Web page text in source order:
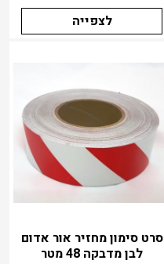
לצפייה
סרט סימון מחזיר אור אדום
לבן מדבקה 48 מטר